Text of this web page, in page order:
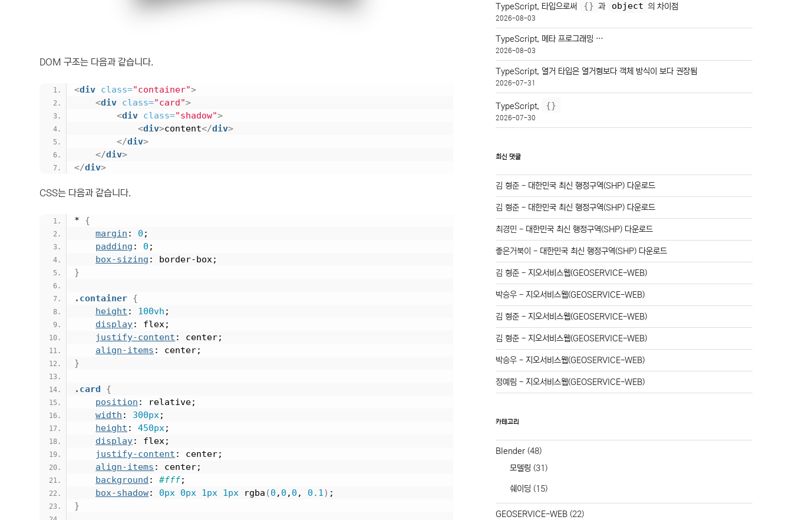
DOM 구조는 다음과 같습니다.
<div class="container">
<div class="card">
<div class="shadow">
<div>content</div>
</div>
</div>
</div>
CSS는 다음과 같습니다.
*
{
margin : 0 ;
padding : 0 ;
box-sizing : border-box;
}
.container {
height : 100vh ;
display: flex;
justify-content : center;
align-items : center;
}
.card
{
position : relative;
width : 300px;
height : 450px;
display: flex;
justify-content : center;
align-items : center;
background : #fff;
box-shadow: 0px 0px 1px 1px rgba (0 , 0 , 0 , 0.1) ;
}
TypeScript, 타입으로써 {} 과 object 의 차이점
2026-08-03
TypeScript, 메타 프로그래밍 …
2026-08-03
TypeScript, 열거 타입은 열거형보다 객체 방식이 보다 권장됨
2026-07-31
TypeScript, {}
2026-07-30
최신 댓글
김 형준 - 대한민국 최신 행정구역(SHP) 다운로드
김 형준 - 대한민국 최신 행정구역(SHP) 다운로드
최경민 - 대한민국 최신 행정구역(SHP) 다운로드
좋은거북이 - 대한민국 최신 행정구역(SHP) 다운로드
김 형준 -지오서비스웹(GEOSERVICE-WEB)
박승우 -지오서비스웹(GEOSERVICE-WEB)
김 형준 -지오서비스웹(GEOSERVICE-WEB)
김 형준 -지오서비스웹(GEOSERVICE-WEB)
박승우 -지오서비스웹(GEOSERVICE-WEB)
정예림 -지오서비스웹(GEOSERVICE-WEB)
카테고리
Blender (48)
모델링 (31)
쉐이딩 (15)
GEOSERVICE-WEB (22)